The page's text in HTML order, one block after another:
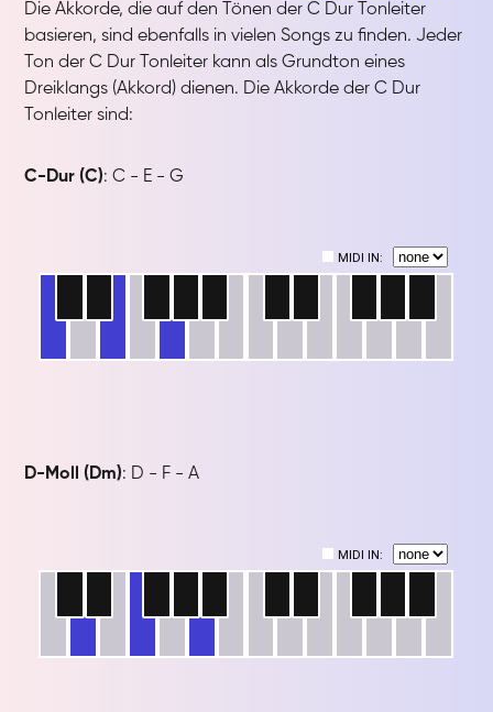
Die Akkorde, die auf den Tönen der C Dur Tonleiter
basieren, sind ebenfalls in vielen Songs zu finden. Jeder
Ton der C Dur Tonleiter kann als Grundton eines
Dreiklangs (Akkord) dienen. Die Akkorde der C Dur
Tonleiter sind:
C-Dur (C): C - E - G
D-Moll (Dm): D - F - A